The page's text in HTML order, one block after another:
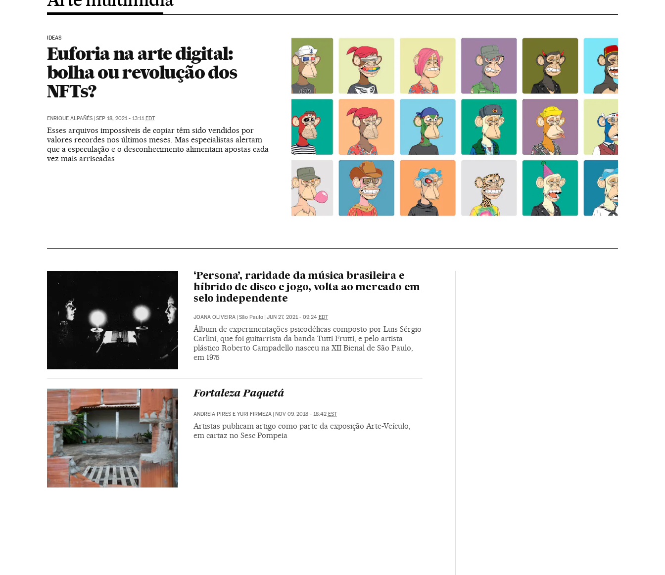
IDEAS
Euforia na arte digital:
bolha ou revolução dos
NFTs?
ENRIQUE ALPAÑÉS | SEP 18, 2021 - 13:11EDT
Esses arquivos impossíveis de copiar têm sido vendidos por
valores recordes nos últimos meses. Mas especialistas alertam
que a especulação e o desconhecimento alimentam apostas cada
vez mais arriscadas
‘Persona’, raridade da música brasileira e
híbrido de disco e jogo, volta ao mercado em
selo independente
JOANA OLIVEIRA | São Paulo | JUN 27, 2021 - 09:24 EDT
Álbum de experimentações psicodélicas composto por Luis Sérgio
Carlini, que foi guitarrista da banda Tutti Frutti, e pelo artista
plástico Roberto Campadello nasceu na XII Bienal de São Paulo,
em 1975
Fortaleza Paquetá
ANDREIA PIRES E YURI FIRMEZA NOV 09, 2018 - 18:42 EST
Artistas publicam artigo como parte da exposição Arte-Veículo,
em cartaz no Sesc Pompeia